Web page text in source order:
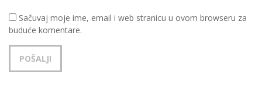
Sačuvaj moje ime, email i web stranicu u ovom browseru za
buduće komentare.